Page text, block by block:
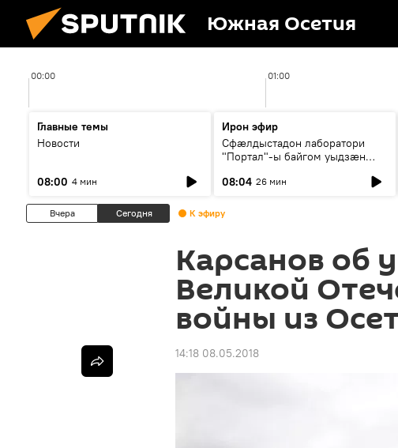
Южная Осетия
00:00 01:00
Главные темы
Новости
08:00 4 мин
Ирон эфир
Сфæлдыстадон лаборатори
"Портал"-ы байгом уыдзæн
Æхсары куыстыты равдыст
08:04 26 мин
Вчера Сегодня К эфиру
Карсанов об
Великой
войны из
14:18 08.05.2018